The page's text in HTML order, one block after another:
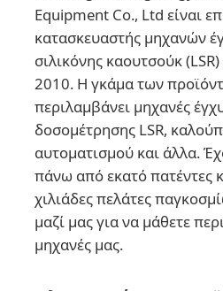
Μηχανή υπερμόρφωσης
Συσκευές για μηχανές
Τυποποίηση ένεσης υγρού
υγρή σχηματοποίηση
Equipment Co., Ltd είναι
κατασκευαστής μηχανών
σιλικόνης καουτσούκ
2010. Η γκάμα των
περιλαμβάνει μηχανές
δοσομέτρησης LSR,
αυτοματισμού και άλλα.
πάνω από εκατό πατέντες
χιλιάδες πελάτες
μαζί μας για να μάθετε
μηχανές μας.